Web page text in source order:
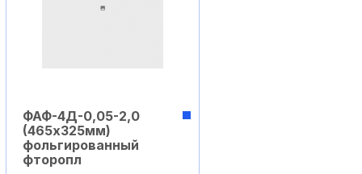
ФАФ-4Д-0,05-2,0
(465х325мм)
фольгированный
фторопл